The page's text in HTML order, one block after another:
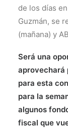
de los días
Guzmán, se
(mañana) y
Será una
aprovechará
para esta
para la
algunos
fiscal que